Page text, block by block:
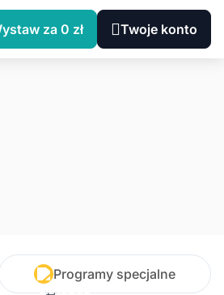
za 0 zł Twoje konto
Programy specjalne